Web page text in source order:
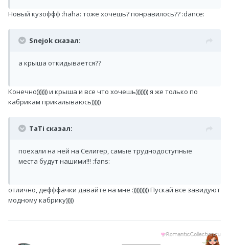
Новый кузоффф :haha: тоже хочешь? понравилось?? :dance:
Snejok сказал:
а крыша откидывается??
Конечно))))))) и крыша и все что хочешь)))))))) я же только по
кабрикам прикалываюсь))))))
TaTi сказал:
поехали на ней на Селигер, самые труднодоступные
места будут нашими!!! :fans:
отлично, дефффачки давайте на мне :)))))))))) Пускай все завидуют
модному кабрику)))))